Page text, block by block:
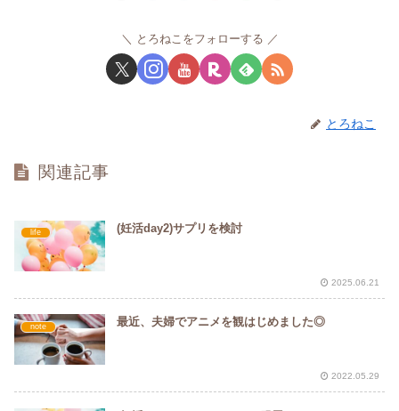
とろねこをフォローする
とろねこ
関連記事
life (妊活day2)サプリを検討
2025.06.21
note 最近、夫婦でアニメを観はじめました◎
2022.05.29